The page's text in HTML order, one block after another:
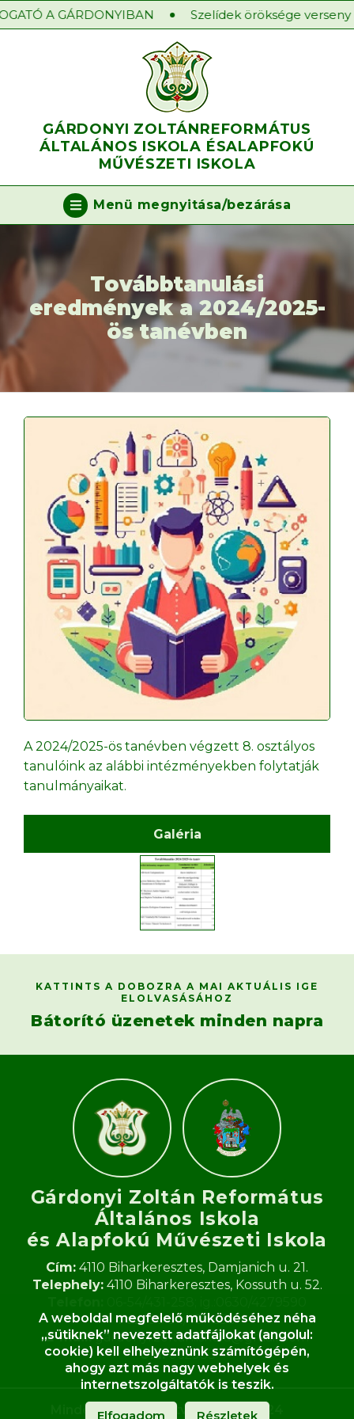
A GÁRDONYIBAN Szelídek öröksége verseny
GÁRDONYI ZOLTÁNREFORMÁTUS
ÁLTALÁNOS ISKOLA ÉSALAPFOKÚ
MŰVÉSZETI ISKOLA
Menü megnyitása/bezárása
Továbbtanulási
eredmények a 2024/2025-
ös tanévben
A 2024/2025-ös tanévben végzett 8. osztályos
tanulóink az alábbi intézményekben folytatják
tanulmányaikat.
Galéria
KATTINTS A DOBOZRA A MAI AKTUÁLIS IGE
ELOLVASÁSÁHOZ
Bátorító üzenetek minden napra
Gárdonyi Zoltán Református
Általános Iskola
és Alapfokú Művészeti Iskola​
Cím: 4110 Biharkeresztes, Damjanich u. 21.
Telephely:4110 Biharkeresztes, Kossuth u. 52.
Fax:06-54/431-258
E-mail:gardonyi.zoltan.iskola@gmail.com
OM:062933
Minden jog fenntartva © 2020-2024
A weboldal megfelelő működéséhez néha
„sütiknek” nevezett adatfájlokat (angolul:
cookie) kell elhelyeznünk számítógépén,
ahogy azt más nagy webhelyek és
internetszolgáltatók is teszik.
Elfogadom Részletek